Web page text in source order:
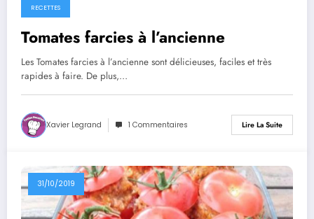
RECETTES
Tomates farcies à l’ancienne
Les Tomates farcies à l’ancienne sont délicieuses, faciles et très
rapides à faire. De plus,…
Xavier Legrand 1 Commentaires Lire La Suite
31/10/2019